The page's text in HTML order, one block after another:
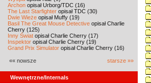
Archon opisał Urborg/TDC (16)
The Last Starfighter opisał TDC (30)
Dwie Wieże opisał Muffy (19)
Basil The Great Mouse Detective opisał Charlie
Cherry (125)
Inny Świat opisał Charlie Cherry (17)
Inspektor opisał Charlie Cherry (19)
Grand Prix Simulator opisał Charlie Cherry (16)
«« nowsze starsze »»
Wewnętrzne/Internals